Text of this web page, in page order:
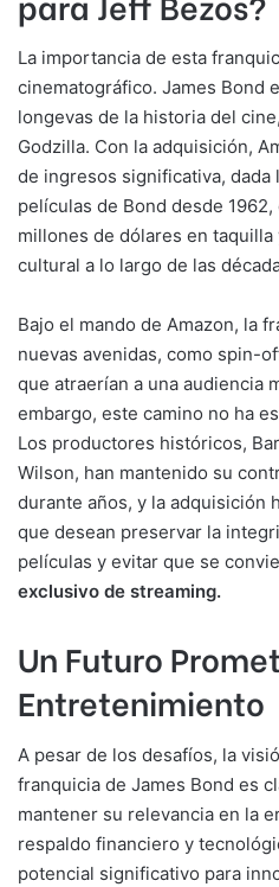
La importancia de esta
cinematográfico. James Bond
longevas de la historia del
Godzilla. Con la adquisición,
de ingresos significativa, dada
películas de Bond desde
millones de dólares en
cultural a lo largo de las
Bajo el mando de Amazon, la
nuevas avenidas, como spin-
que atraerían a una audiencia
embargo, este camino no ha
Los productores históricos,
Wilson, han mantenido su
durante años, y la adquisición
que desean preservar la
películas y evitar que se
exclusivo de streaming.
Un Futuro
Entretenimiento
A pesar de los desafíos, la
franquicia de James Bond es
mantener su relevancia en la
respaldo financiero y
potencial significativo para